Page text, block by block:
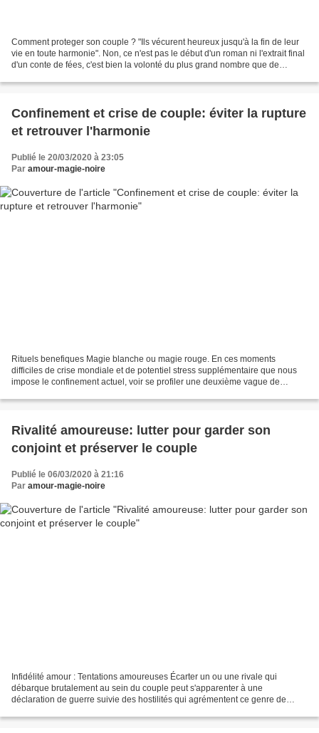
Comment proteger son couple ? "Ils vécurent heureux jusqu'à la fin de leur
vie en toute harmonie". Non, ce n'est pas le début d'un roman ni l'extrait final
d'un conte de fées, c'est bien la volonté du plus grand nombre que de
Confinement et crise de couple: éviter la rupture
et retrouver l'harmonie
Publié le 20/03/2020 à 23:05
Par amour-magie-noire
Rituels benefiques Magie blanche ou magie rouge. En ces moments
difficiles de crise mondiale et de potentiel stress supplémentaire que nous
impose le confinement actuel, voir se profiler une deuxième vague de
Rivalité amoureuse: lutter pour garder son
conjoint et préserver le couple
Publié le 06/03/2020 à 21:16
Par amour-magie-noire
Infidélité amour : Tentations amoureuses Écarter un ou une rivale qui
débarque brutalement au sein du couple peut s'apparenter à une
déclaration de guerre suivie des hostilités qui agrémentent ce genre de